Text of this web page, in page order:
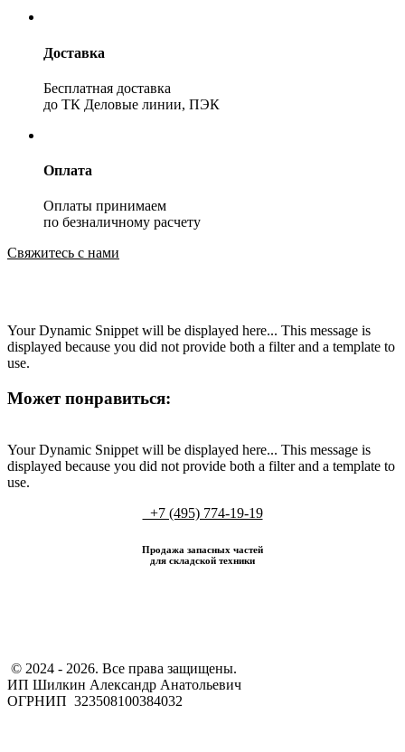
Доставка
Бесплатная доставка
до ТК Деловые линии, ПЭК
Оплата
Оплаты принимаем
по безналичному расчету
Свяжитесь с нами
Your Dynamic Snippet will be displayed here... This message is
displayed because you did not provide both a filter and a template to
use.
Может понравиться:
Your Dynamic Snippet will be displayed here... This message is
displayed because you did not provide both a filter and a template to
use.
+7 (495) 774-19-19
Продажа запасных частей
для складской техники
​ © 2024 - 2026. Все права защищены.
ИП Шилкин Александр Анатольевич
ОГРНИП 323508100384032